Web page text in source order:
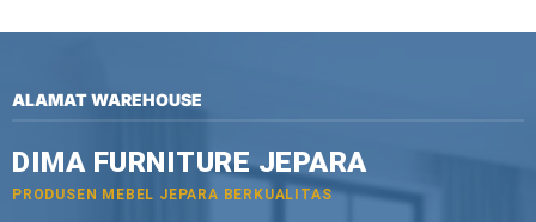
ALAMAT WAREHOUSE
DIMA FURNITURE JEPARA
PRODUSEN MEBEL JEPARA BERKUALITAS